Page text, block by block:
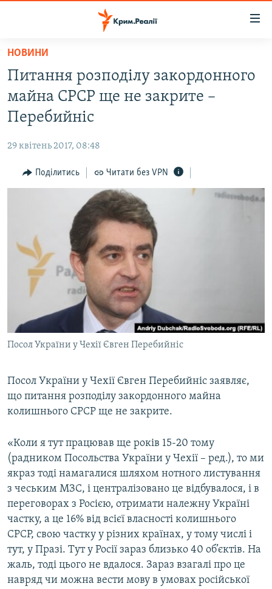
Перейти
основного
матеріалу
Перейти
до
основної
Перейти
до
ВІДЕО ТА ФОТО
БЛОГИ
ПОГЛЯД
СПЕЦПРОЕКТИ
ДЕПОРТАЦІЯ
ВІДЕОУРОКИ «ELIFBE»
СВІДЧЕННЯ ОКУПАЦІЇ
УКРАЇНСЬКА ПРОБЛЕМА КРИМУ
ІНФОГРАФІКА
ЯК ОБІЙТИ БЛОКУВАННЯ
Русский
Qırımtatar
ДОЛУЧАЙСЯ!
Усі сайти RFE/RL
НОВИНИ
Питання розподілу закордонного
майна СРСР ще не закрите –
Перебийніс
29 квітень 2017, 08:48
Поділитись Читати без VPN
Посол України у Чехії Євген Перебийніс
Посол України у Чехії Євген Перебийніс заявляє,
що питання розподілу закордонного майна
колишнього СРСР ще не закрите.
«Коли я тут працював ще років 15-20 тому
(радником Посольства України у Чехії – ред.), то ми
якраз тоді намагалися шляхом нотного листування
з чеським МЗС, і централізовано це відбувалося, і в
переговорах з Росією, отримати належну Україні
частку, а це 16% від всієї власності колишнього
СРСР, свою частку у різних країнах, у тому числі і
тут, у Празі. Тут у Росії зараз близько 40 об’єктів. На
жаль, тоді цього не вдалося. Зараз взагалі про це
навряд чи можна вести мову в умовах російської